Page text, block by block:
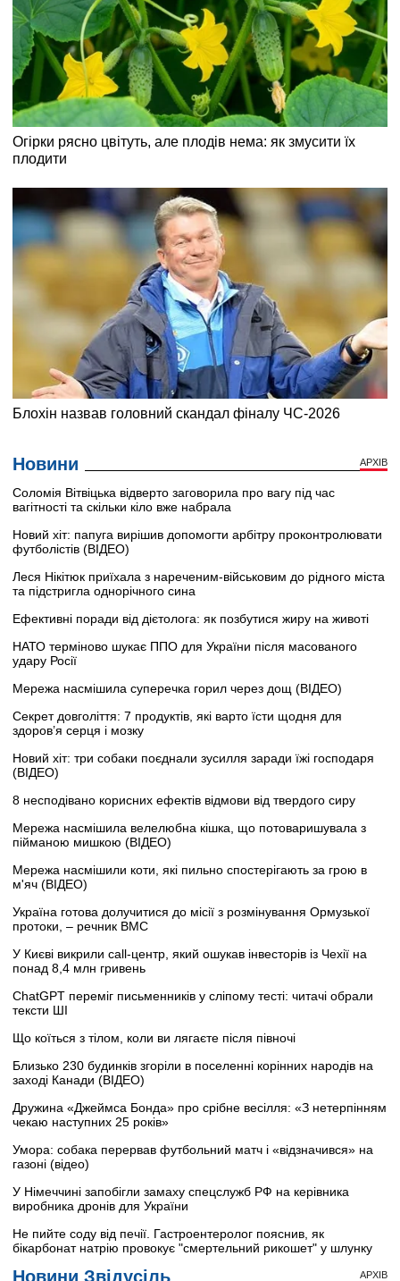
Новини АРХІВ
Соломія Вітвіцька відверто заговорила про вагу під час
вагітності та скільки кіло вже набрала
Новий хіт: папуга вирішив допомогти арбітру проконтролювати
футболістів (ВІДЕО)
Леся Нікітюк приїхала з нареченим-військовим до рідного міста
та підстригла однорічного сина
Ефективні поради від дієтолога: як позбутися жиру на животі
НАТО терміново шукає ППО для України після масованого
удару Росії
Мережа насмішила суперечка горил через дощ (ВІДЕО)
Секрет довголіття: 7 продуктів, які варто їсти щодня для
здоров’я серця і мозку
Новий хіт: три собаки поєднали зусилля заради їжі господаря
(ВІДЕО)
8 несподівано корисних ефектів відмови від твердого сиру
Мережа насмішила велелюбна кішка, що потоваришувала з
пійманою мишкою (ВІДЕО)
Мережа насмішили коти, які пильно спостерігають за грою в
м'яч (ВІДЕО)
Україна готова долучитися до місії з розмінування Ормузької
протоки, – речник ВМС
У Києві викрили call-центр, який ошукав інвесторів із Чехії на
понад 8,4 млн гривень
ChatGPT переміг письменників у сліпому тесті: читачі обрали
тексти ШІ
Що коїться з тілом, коли ви лягаєте після півночі
Близько 230 будинків згоріли в поселенні корінних народів на
заході Канади (ВІДЕО)
Дружина «Джеймса Бонда» про срібне весілля: «З нетерпінням
чекаю наступних 25 років»
Умора: собака перервав футбольний матч і «відзначився» на
газоні (відео)
У Німеччині запобігли замаху спецслужб РФ на керівника
виробника дронів для України
Не пийте соду від печії. Гастроентеролог пояснив, як
бікарбонат натрію провокує "смертельний рикошет" у шлунку
Новини Звідусіль АРХІВ